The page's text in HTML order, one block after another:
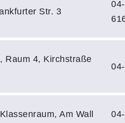
Str. 3
Raum 4, Kirchstraße
Am Wall